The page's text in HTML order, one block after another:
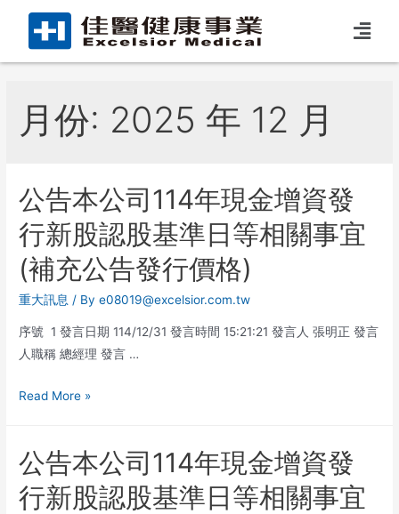
月份: 2025 年 12 月
公告本公司114年現金增資發
行新股認股基準日等相關事宜
(補充公告發行價格)
重大訊息 / Bye08019@excelsior.com.tw
序號 1 發言日期 114/12/31 發言時間 15:21:21 發言人 張明正 發言
人職稱 總經理 發言 …
Read More »
公告本公司114年現金增資發
行新股認股基準日等相關事宜